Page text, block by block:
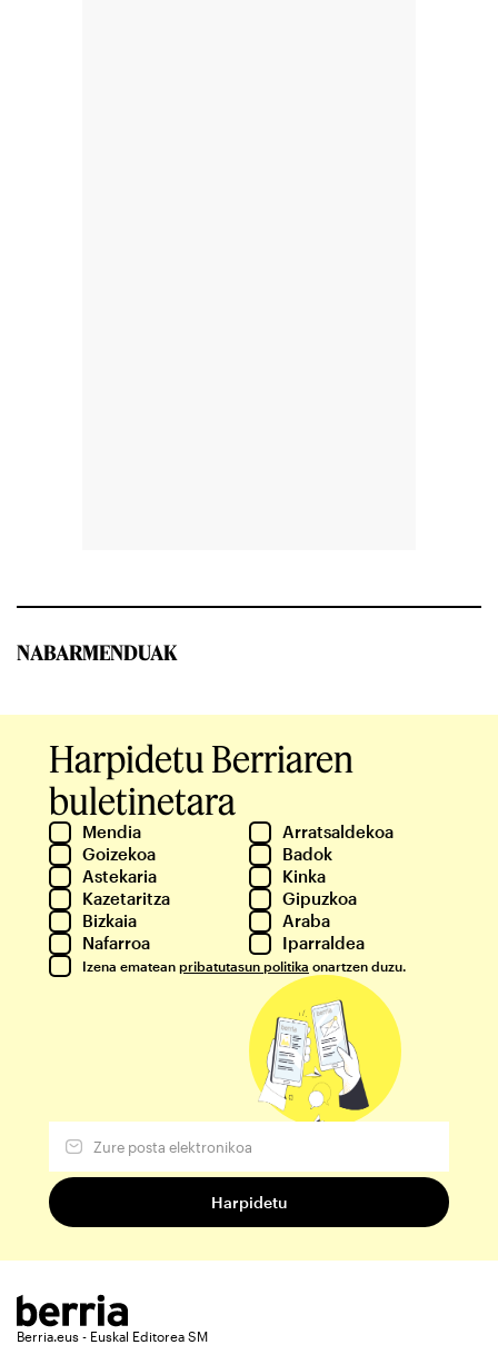
NABARMENDUAK
Harpidetu Berriaren
buletinetara
Mendia
Arratsaldekoa
Goizekoa
Badok
Astekaria
Kinka
Kazetaritza
Gipuzkoa
Bizkaia
Araba
Nafarroa
Iparraldea
Izena ematean pribatutasun politika onartzen duzu.
Berria.eus - Euskal Editorea SM